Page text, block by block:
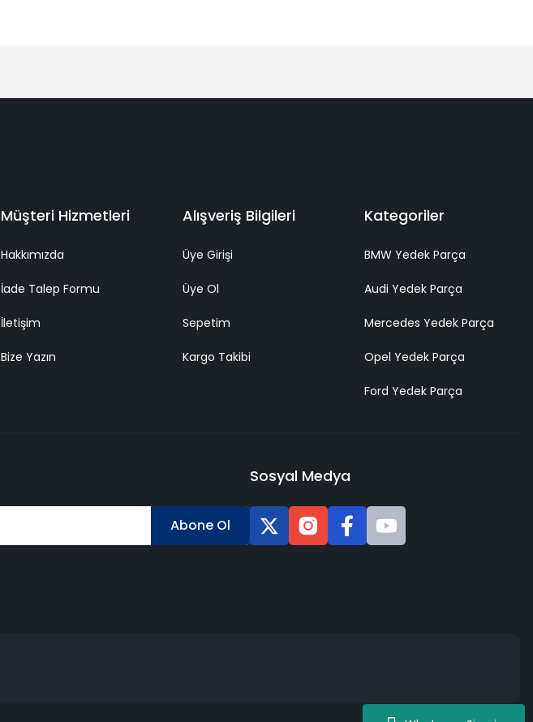
Müşteri Hizmetleri
Hakkımızda
İade Talep Formu
İletişim
Bize Yazın
Alışveriş Bilgileri
Üye Girişi
Üye Ol
Sepetim
Kargo Takibi
Kategoriler
BMW Yedek Parça
Audi Yedek Parça
Mercedes Yedek Parça
Opel Yedek Parça
Ford Yedek Parça
Abone Ol
Sosyal Medya